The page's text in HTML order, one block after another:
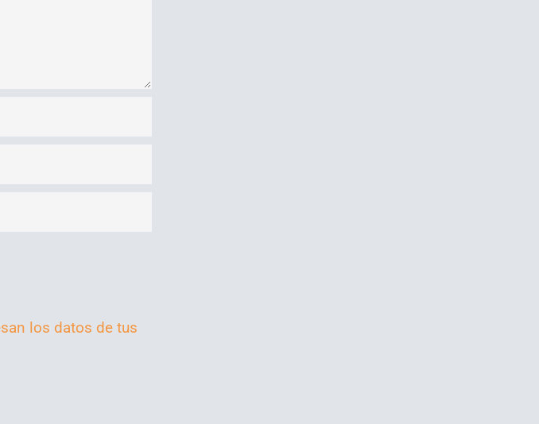
los datos de tus